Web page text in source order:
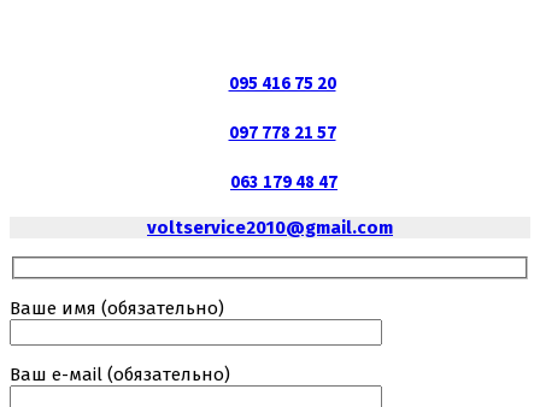
095 416 75 20
097 778 21 57
063 179 48 47
voltservice2010@gmail.com
Ваше имя (обязательно)
Ваш е-маil (обязательно)